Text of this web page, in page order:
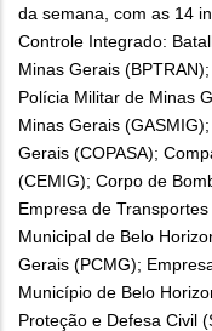
da semana, com as 14
Controle Integrado:
Minas Gerais
Polícia Militar de Minas
Minas Gerais
Gerais (COPASA);
(CEMIG); Corpo de
Empresa de
Municipal de Belo
Gerais (PCMG);
Município de Belo
Proteção e Defesa Civil